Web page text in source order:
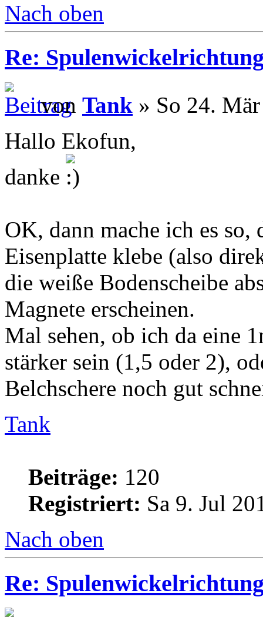
Nach oben
Re:
von Tank » So 24.
Hallo Ekofun,
danke
OK, dann mache ich es
Eisenplatte klebe (also
die weiße Bodenscheibe
Magnete erscheinen.
Mal sehen, ob ich da eine
stärker sein (1,5 oder 2),
Belchschere noch gut
Tank
Beiträge: 120
Registriert: Sa 9. Jul
Nach oben
Re: